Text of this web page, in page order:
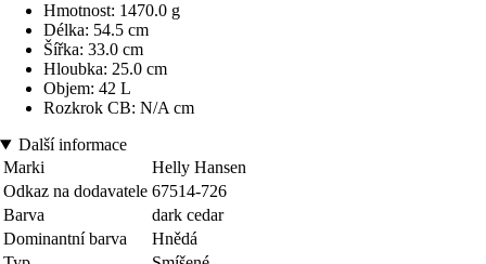
Hmotnost: 1470.0 g
Délka: 54.5 cm
Šířka: 33.0 cm
Hloubka: 25.0 cm
Objem: 42 L
Rozkrok CB: N/A cm
Další informace
Marki
Helly Hansen
Odkaz na dodavatele 67514-726
Barva
dark cedar
Dominantní barva
Hnědá